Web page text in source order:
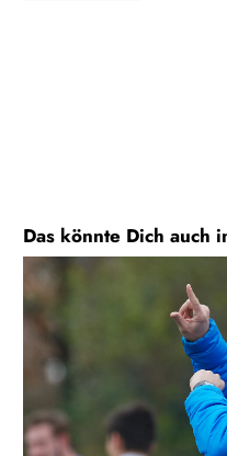
Das könnte Dich auch